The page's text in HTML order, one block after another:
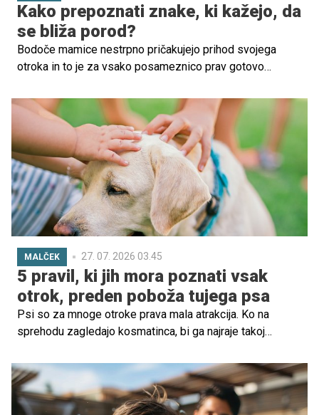
Kako prepoznati znake, ki kažejo, da
se bliža porod?
Bodoče mamice nestrpno pričakujejo prihod svojega
otroka in to je za vsako posameznico prav gotovo
da je porod neizbežen, pa je ključnega pomena, zato
navajamo nekaj najpogostejših simptomov, ki kažejo, da je
čas za porodnišnico.
MALČEK 27. 07. 2026 03.45
5 pravil, ki jih mora poznati vsak
otrok, preden poboža tujega psa
Psi so za mnoge otroke prava mala atrakcija. Ko na
sprehodu zagledajo kosmatinca, bi ga najraje takoj
opozarjajo: tudi prijazen in ljubek pes ni vedno pripravljen
na stik z neznancem. Otroci se morajo naučiti, kako se
psu približati na varen način – zase in za žival.